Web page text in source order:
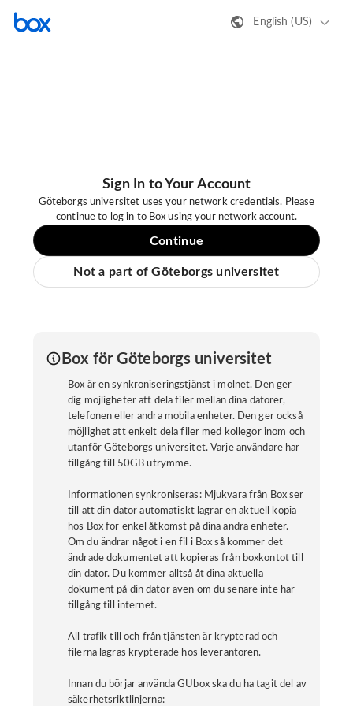
English (US)
Sign In to Your Account
Göteborgs universitet uses your network credentials. Please
continue to log in to Box using your network account.
Continue
Not a part of Göteborgs universitet
Box för Göteborgs universitet
Box är en synkroniseringstjänst i molnet. Den ger
dig möjligheter att dela filer mellan dina datorer,
telefonen eller andra mobila enheter. Den ger också
möjlighet att enkelt dela filer med kollegor inom och
utanför Göteborgs universitet. Varje användare har
tillgång till 50GB utrymme.
Informationen synkroniseras: Mjukvara från Box ser
till att din dator automatiskt lagrar en aktuell kopia
hos Box för enkel åtkomst på dina andra enheter.
Om du ändrar något i en fil i Box så kommer det
ändrade dokumentet att kopieras från boxkontot till
din dator. Du kommer alltså åt dina aktuella
dokument på din dator även om du senare inte har
tillgång till internet.
All trafik till och från tjänsten är krypterad och
filerna lagras krypterade hos leverantören.
Innan du börjar använda GUbox ska du ha tagit del av
säkerhetsriktlinjerna: